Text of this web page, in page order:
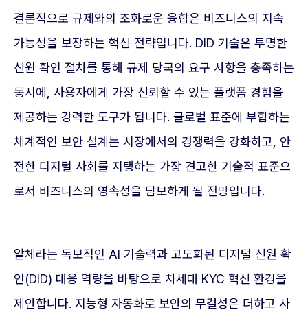
결론적으로 규제와의 조화로운 융합은 비즈니스의 지속
가능성을 보장하는 핵심 전략입니다. DID 기술은 투명한
신원 확인 절차를 통해 규제 당국의 요구 사항을 충족하는
동시에, 사용자에게 가장 신뢰할 수 있는 플랫폼 경험을
제공하는 강력한 도구가 됩니다. 글로벌 표준에 부합하는
체계적인 보안 설계는 시장에서의 경쟁력을 강화하고, 안
전한 디지털 사회를 지탱하는 가장 견고한 기술적 표준으
로서 비즈니스의 영속성을 담보하게 될 전망입니다.
알체라는 독보적인 AI 기술력과 고도화된 디지털 신원 확
인(DID) 대응 역량을 바탕으로 차세대 KYC 혁신 환경을
제안합니다. 지능형 자동화로 보안의 무결성은 더하고 사